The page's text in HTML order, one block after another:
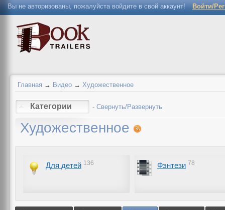
Вы не авторизованы, пожалуйста войдите в свой аккаунт! Войти/
Главная → Видео → Художественное
Категории - Свернуть/Развернуть
Художественное
Для детей 136 Фэнтези 78